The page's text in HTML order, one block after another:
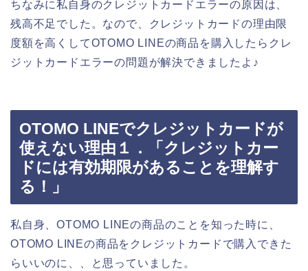
ちなみに私自身のクレジットカードエラーの原因は、
残高不足でした。なので、クレジットカードの理由限
度額を高くしてOTOMO LINEの商品を購入したらクレ
ジットカードエラーの問題が解決できましたよ♪
OTOMO LINEでクレジットカードが
使えない理由１．「クレジットカー
ドには有効期限があることを理解す
る！」
私自身、OTOMO LINEの商品のことを知った時に、
OTOMO LINEの商品をクレジットカードで購入できた
らいいのに、、と思っていました。